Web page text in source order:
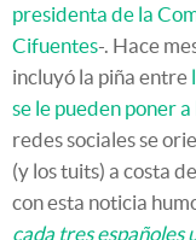
presidenta de la
Cifuentes-. Hace
incluyó la piña entre
se le pueden poner a
redes sociales se
(y los tuits) a costa
con esta noticia
cada tres españoles